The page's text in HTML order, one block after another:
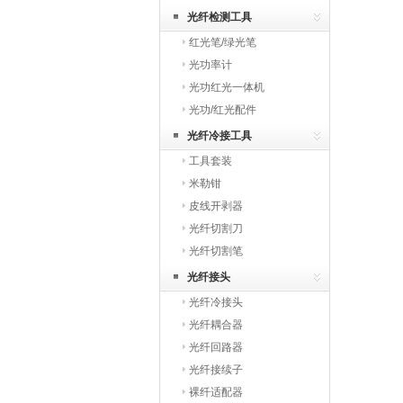
光纤检测工具
红光笔/绿光笔
光功率计
光功红光一体机
光功/红光配件
光纤冷接工具
工具套装
米勒钳
皮线开剥器
光纤切割刀
光纤切割笔
光纤接头
光纤冷接头
光纤耦合器
光纤回路器
光纤接续子
裸纤适配器